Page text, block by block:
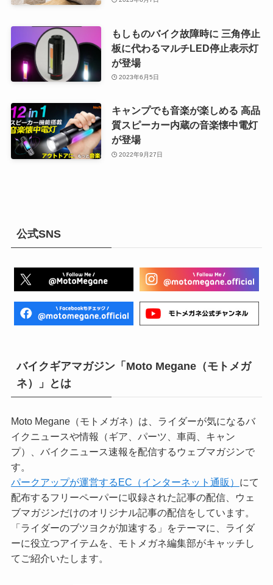
もしものバイク故障時に 三角停止
板に代わるマルチLED停止表示灯
が登場
2023年6月5日
キャンプでも音楽が楽しめる 高品
質スピーカー内蔵の音楽懐中電灯
が登場
2022年9月27日
公式SNS
バイクギアマガジン「Moto Megane（モトメガ
ネ）」とは
Moto Megane（モトメガネ）は、ライダーが気になるバ
イクニュースや情報（ギア、パーツ、車両、キャン
プ）、バイクニュース速報を配信するウェブマガジンで
す。
パークアップが運営するEC（インターネット通販） にて
配布するフリーペーパーに収録された記事の配信、ウェ
ブマガジンだけのオリジナル記事の配信をしています。
「ライダーのブツヨクが加速する」をテーマに、ライダ
ーに役立つアイテムを、モトメガネ編集部がキャッチし
てご紹介いたします。